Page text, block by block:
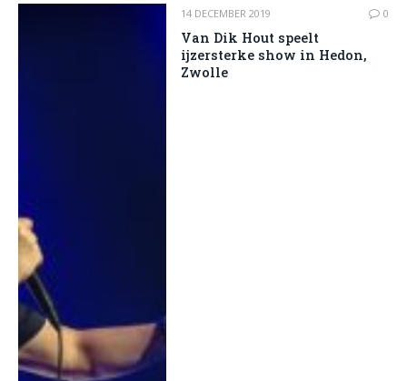
14 DECEMBER 2019 0
Van Dik Hout speelt
ijzersterke show in Hedon,
Zwolle